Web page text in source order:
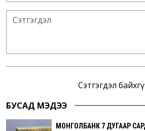
Сэтгэгдэл
БУСАД МЭДЭЭ
МОНГОЛБАНК 7 ДУГААР